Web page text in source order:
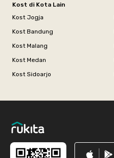
Kost di Kota Lain
Kost Jogja
Kost Bandung
Kost Malang
Kost Medan
Kost Sidoarjo